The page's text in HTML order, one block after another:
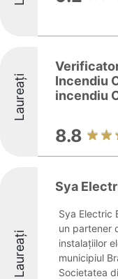
Laureați
Incendiu
incendiu
8.8
Laureați
Sya
Sya Electric
un partener
instalațiilor
municipiul
Societatea